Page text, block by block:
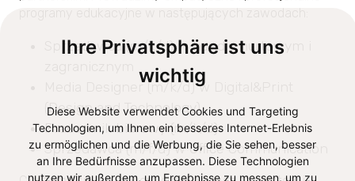
Ihre Privatsphäre ist uns
wichtig
Diese Website verwendet Cookies und Targeting
Technologien, um Ihnen ein besseres Internet-Erlebnis
zu ermöglichen und die Werbung, die Sie sehen, besser
an Ihre Bedürfnisse anzupassen. Diese Technologien
nutzen wir außerdem, um Ergebnisse zu messen, um zu
programy edukacyjne w następujących zawodach:
Sprzedawca (m/k/d) w handlu hurtowym i
Media Designer (m/k/d) w Digital&Print
(Design and Technology)
Pracownik biurowy (m/k/d)
Sprzedawca (m/f/d) w Office Communication